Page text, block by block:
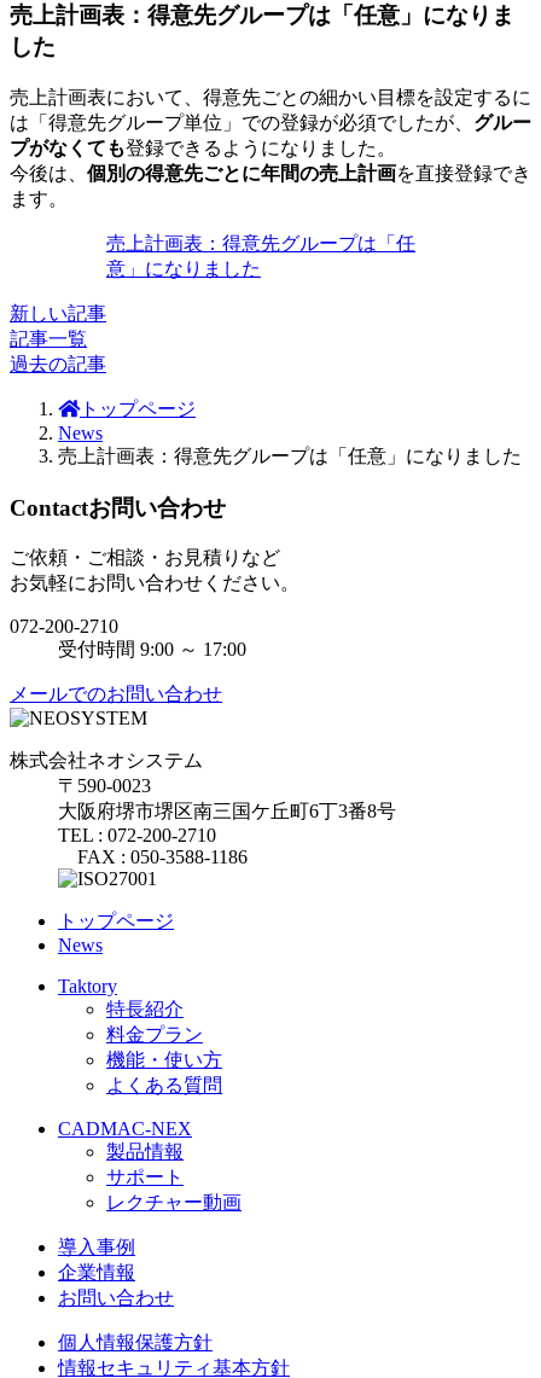
売上計画表：得意先グループは「任意」になりま
した
売上計画表において、得意先ごとの細かい目標を設定するに
は「得意先グループ単位」での登録が必須でしたが、 グルー
プがなくても登録できるようになりました。
今後は、 個別の得意先ごとに年間の売上計画を直接登録でき
ます。
売上計画表：得意先グループは「任
意」になりました
新しい記事
記事一覧
過去の記事
トップページ
News
売上計画表：得意先グループは「任意」になりました
Contactお問い合わせ
ご依頼・ご相談・お見積りなど
お気軽にお問い合わせください。
072-200-2710
受付時間 9:00 ～ 17:00
メールでのお問い合わせ
株式会社ネオシステム
〒590-0023
大阪府堺市堺区南三国ケ丘町6丁3番8号
TEL : 072-200-2710
FAX : 050-3588-1186
トップページ
News
Taktory
特長紹介
料金プラン
機能・使い方
よくある質問
CADMAC-NEX
製品情報
サポート
レクチャー動画
導入事例
企業情報
お問い合わせ
個人情報保護方針
情報セキュリティ基本方針